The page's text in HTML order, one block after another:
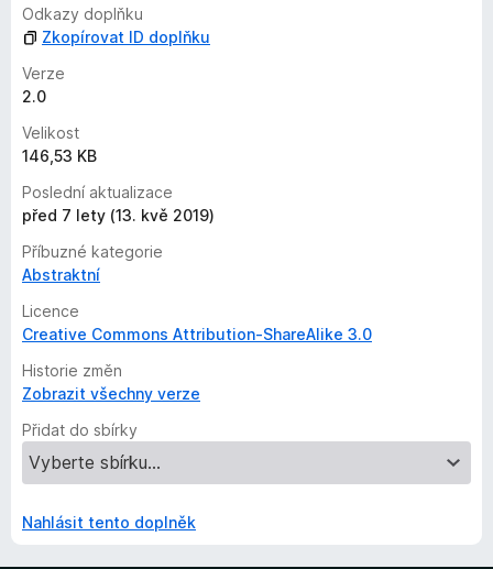
n
o
Odkazy doplňku
Zkopírovat ID doplňku
Verze
2.0
Velikost
146,53 KB
Poslední aktualizace
před 7 lety (13. kvě 2019)
Příbuzné kategorie
Abstraktní
Licence
Creative Commons Attribution-ShareAlike 3.0
Historie změn
Zobrazit všechny verze
Přidat do sbírky
Nahlásit tento doplněk